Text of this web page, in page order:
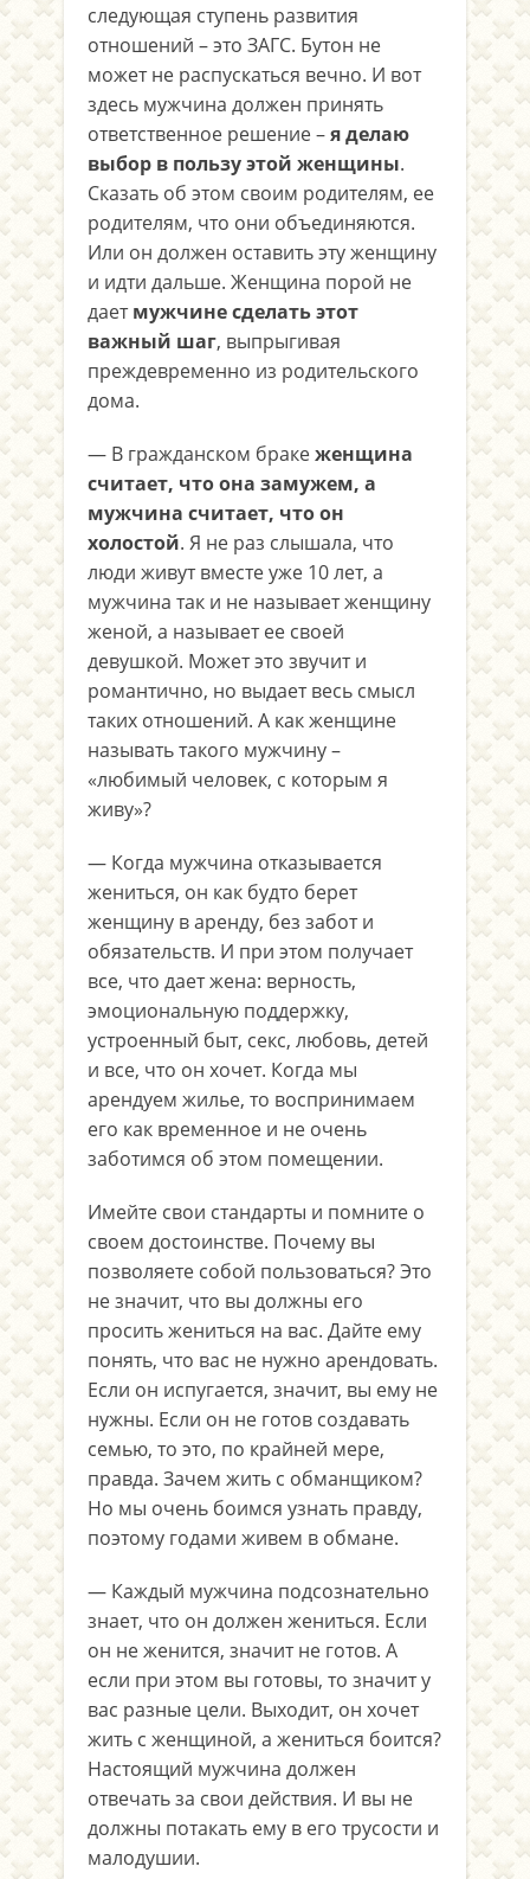
следующая ступень развития
отношений – это ЗАГС. Бутон не
может не распускаться вечно. И вот
здесь мужчина должен принять
ответственное решение –я делаю
выбор в пользу этой женщины.
Сказать об этом своим родителям, ее
родителям, что они объединяются.
Или он должен оставить эту женщину
и идти дальше. Женщина порой не
даетмужчине сделать этот
важный шаг, выпрыгивая
преждевременно из родительского
дома.
— В гражданском бракеженщина
считает, что она замужем, а
мужчина считает, что он
холостой. Я не раз слышала, что
люди живут вместе уже 10 лет, а
мужчина так и не называет женщину
женой, а называет ее своей
девушкой. Может это звучит и
романтично, но выдает весь смысл
таких отношений. А как женщине
называть такого мужчину –
«любимый человек, с которым я
живу»?
— Когда мужчина отказывается
жениться, он как будто берет
женщину в аренду, без забот и
обязательств. И при этом получает
все, что дает жена: верность,
эмоциональную поддержку,
устроенный быт, секс, любовь, детей
и все, что он хочет. Когда мы
арендуем жилье, то воспринимаем
его как временное и не очень
заботимся об этом помещении.
Имейте свои стандарты и помните о
своем достоинстве. Почему вы
позволяете собой пользоваться? Это
не значит, что вы должны его
просить жениться на вас. Дайте ему
понять, что вас не нужно арендовать.
Если он испугается, значит, вы ему не
нужны. Если он не готов создавать
семью, то это, по крайней мере,
правда. Зачем жить с обманщиком?
Но мы очень боимся узнать правду,
поэтому годами живем в обмане.
— Каждый мужчина подсознательно
знает, что он должен жениться. Если
он не женится, значит не готов. А
если при этом вы готовы, то значит у
вас разные цели. Выходит, он хочет
жить с женщиной, а жениться боится?
Настоящий мужчина должен
отвечать за свои действия. И вы не
должны потакать ему в его трусости и
малодушии.